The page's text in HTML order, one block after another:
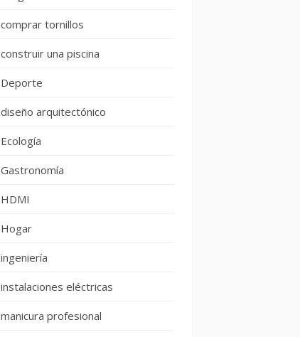
comprar tornillos
construir una piscina
Deporte
diseño arquitectónico
Ecología
Gastronomía
HDMI
Hogar
ingeniería
instalaciones eléctricas
manicura profesional